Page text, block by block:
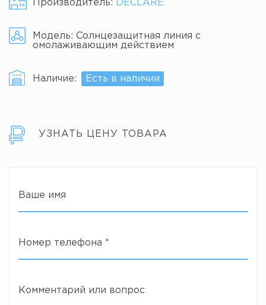
Производитель: DECLARE
Модель: Солнцезащитная линия с
омолаживающим действием
Наличие: Есть в наличии
УЗНАТЬ ЦЕНУ ТОВАРА
Ваше имя
Номер телефона *
Комментарий или вопрос